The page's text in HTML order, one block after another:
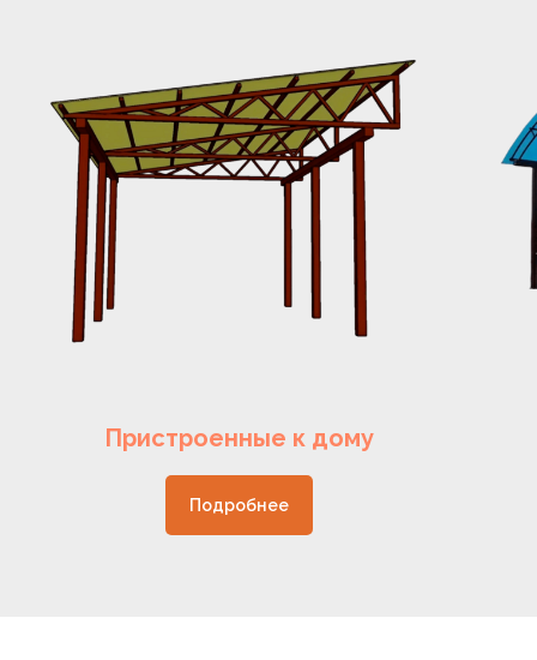
Пристроенные к дому
Подробнее